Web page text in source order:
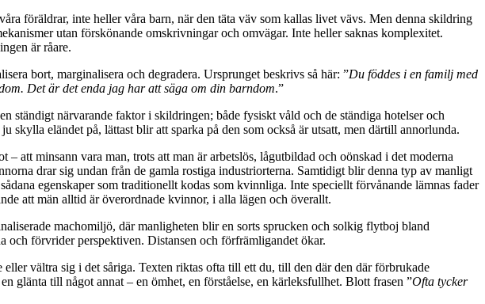
föräldrar, inte heller våra barn, när den täta väv som kallas livet vävs. Men denna skildring
utan förskönande omskrivningar och omvägar. Inte heller saknas komplexitet.
är råare.
bort, marginalisera och degradera. Ursprunget beskrivs så här: ”Du föddes i en familj med
Det är det enda jag har att säga om din barndom.”
närvarande faktor i skildringen; både fysiskt våld och de ständiga hotelser och
eländet på, lättast blir att sparka på den som också är utsatt, men därtill annorlunda.
att minsann vara man, trots att man är arbetslös, lågutbildad och oönskad i det moderna
drar sig undan från de gamla rostiga industriorterna. Samtidigt blir denna typ av manligt
egenskaper som traditionellt kodas som kvinnliga. Inte speciellt förvånande lämnas fader
att män alltid är överordnade kvinnor, i alla lägen och överallt.
machomiljö, där manligheten blir en sorts sprucken och solkig flytboj bland
förvrider perspektiven. Distansen och förfrämligandet ökar.
vältra sig i det såriga. Texten riktas ofta till ett du, till den där den där förbrukade
glänta till något annat – en ömhet, en förståelse, en kärleksfullhet. Blott frasen ”Ofta tycker